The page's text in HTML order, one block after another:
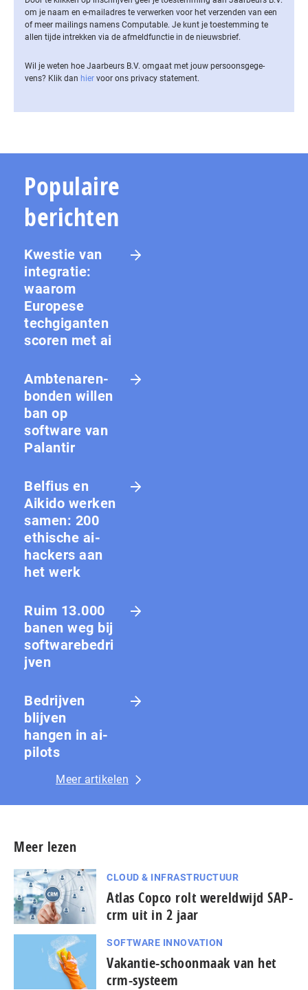
om je naam en e-mailadres te verwerken voor het verzenden van een
of meer mailings namens Computable. Je kunt je toestemming te
allen tijde intrekken via de af­meld­func­tie in de nieuwsbrief.
Wil je weten hoe Jaarbeurs B.V. omgaat met jouw per­soons­ge­ge­
vens? Klik dan hier voor ons privacy statement.
Populaire
berichten
Kwestie van
integratie:
waarom
Europese
techgiganten
scoren met ai
Amb­te­na­ren­
bon­den willen
ban op
software van
Palantir
Belfius en
Aikido werken
samen: 200
ethische ai-
hackers aan
het werk
Ruim 13.000
banen weg bij
softwarebedri
jven
Bedrijven
blijven
hangen in ai-
pilots
Meer artikelen
Meer lezen
CLOUD & INFRASTRUCTUUR
Atlas Copco rolt wereldwijd SAP-
crm uit in 2 jaar
SOFTWARE INNOVATION
Vakantie-schoonmaak van het
crm-systeem